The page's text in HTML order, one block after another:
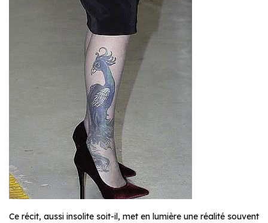
Ce récit, aussi insolite soit-il, met en lumière une réalité souvent